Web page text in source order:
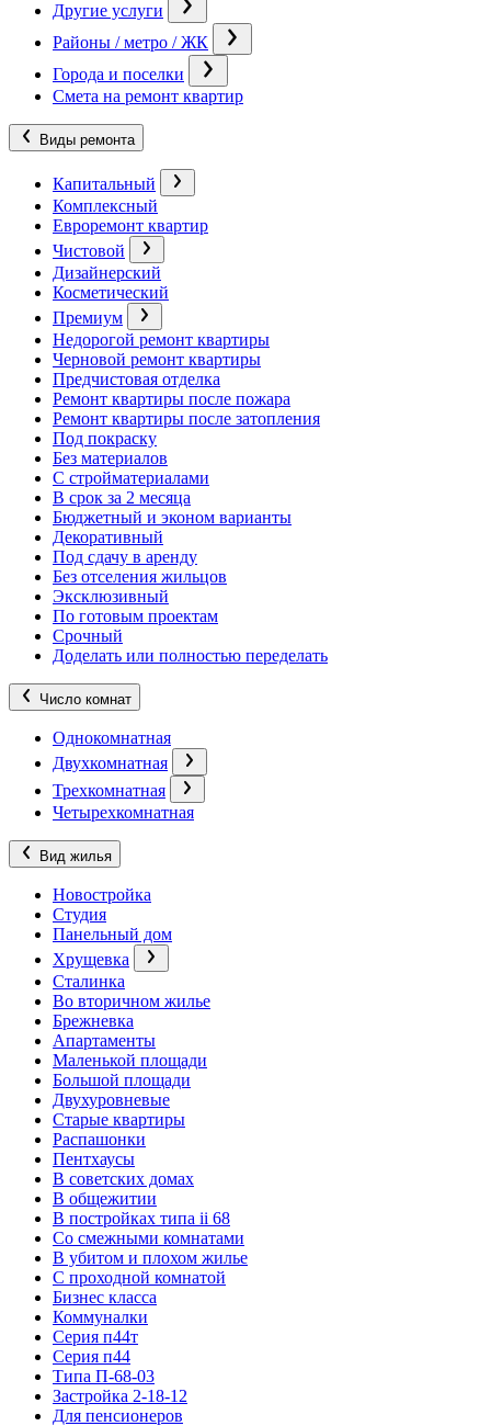
Другие услуги
Районы / метро / ЖК
Города и поселки
Смета на ремонт квартир
Виды ремонта
Капитальный
Комплексный
Евроремонт квартир
Чистовой
Дизайнерский
Косметический
Премиум
Недорогой ремонт квартиры
Черновой ремонт квартиры
Предчистовая отделка
Ремонт квартиры после пожара
Ремонт квартиры после затопления
Под покраску
Без материалов
С стройматериалами
В срок за 2 месяца
Бюджетный и эконом варианты
Декоративный
Под сдачу в аренду
Без отселения жильцов
Эксклюзивный
По готовым проектам
Срочный
Доделать или полностью переделать
Число комнат
Однокомнатная
Двухкомнатная
Трехкомнатная
Четырехкомнатная
Вид жилья
Новостройка
Студия
Панельный дом
Хрущевка
Сталинка
Во вторичном жилье
Брежневка
Апартаменты
Маленькой площади
Большой площади
Двухуровневые
Старые квартиры
Распашонки
Пентхаусы
В советских домах
В общежитии
В постройках типа ii 68
Со смежными комнатами
В убитом и плохом жилье
С проходной комнатой
Бизнес класса
Коммуналки
Серия п44т
Серия п44
Типа П-68-03
Застройка 2-18-12
Для пенсионеров